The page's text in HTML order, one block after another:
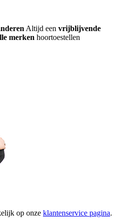
Altijd een vrijblijvende
merken hoortoestellen
op onze klantenservice pagina.